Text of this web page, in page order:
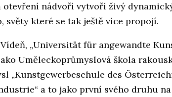
otevření nádvoří vytvoří živý
které se tak ještě více propojí.
„Universität für angewandte
Uměleckoprůmyslová škola
„Kunstgewerbeschule des
a to jako první svého druhu na